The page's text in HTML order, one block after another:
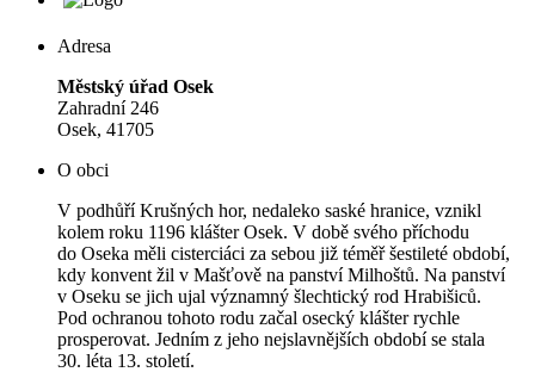
Adresa
Městský úřad Osek
Zahradní 246
Osek, 41705
O obci
V podhůří Krušných hor, nedaleko saské hranice, vznikl
kolem roku 1196 klášter Osek. V době svého příchodu
do Oseka měli cisterciáci za sebou již téměř šestileté období,
kdy konvent žil v Mašťově na panství Milhoštů. Na panství
v Oseku se jich ujal významný šlechtický rod Hrabišiců.
Pod ochranou tohoto rodu začal osecký klášter rychle
prosperovat. Jedním z jeho nejslavnějších období se stala
30. léta 13. století.